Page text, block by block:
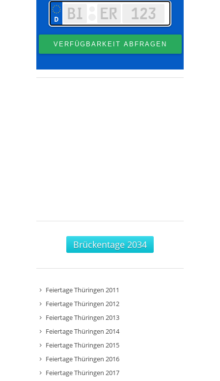
Brückentage 2034
Feiertage Thüringen 2011
Feiertage Thüringen 2012
Feiertage Thüringen 2013
Feiertage Thüringen 2014
Feiertage Thüringen 2015
Feiertage Thüringen 2016
Feiertage Thüringen 2017